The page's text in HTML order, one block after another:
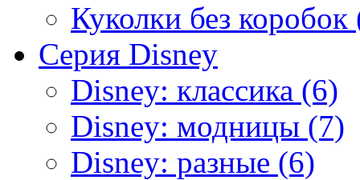
Куколки без коробок
Серия Disney
Disney: классика (6)
Disney: модницы (7)
Disney: разные (6)